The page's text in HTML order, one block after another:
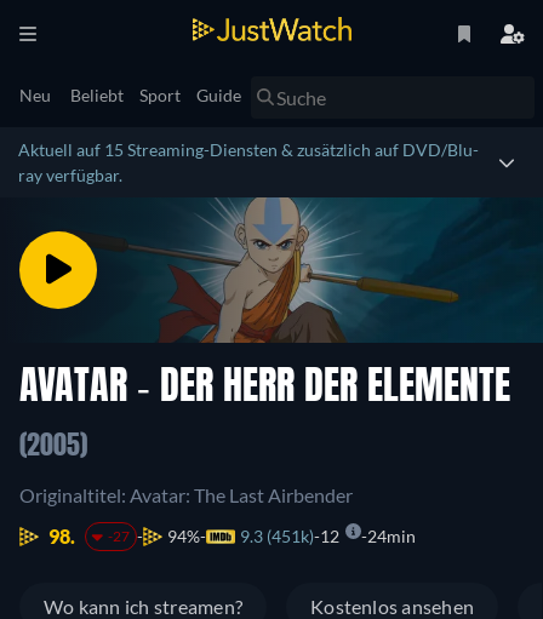
Neu Beliebt Sport Guide
Aktuell auf 15 Streaming-Diensten & zusätzlich auf DVD/Blu-
ray verfügbar.
AVATAR - DER HERR DER ELEMENTE
(2005)
Originaltitel: Avatar: The Last Airbender
98.
-27 94% 9.3 (451k) 12 24min
Wo kann ich streamen? Kostenlos ansehen